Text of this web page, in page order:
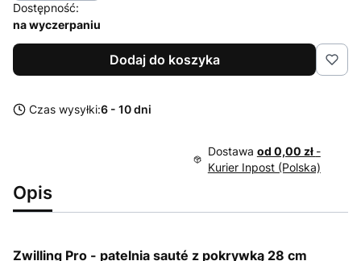
Dostępność:
na wyczerpaniu
Dodaj do koszyka
Czas wysyłki:6 - 10 dni
Dostawa od 0,00 zł -
Kurier Inpost (Polska)
Opis
Zwilling Pro - patelnia sauté z pokrywką 28 cm